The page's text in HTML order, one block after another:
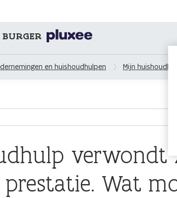
en huishoudhulpen Mijn huishoudhulp
verwondt
Wat